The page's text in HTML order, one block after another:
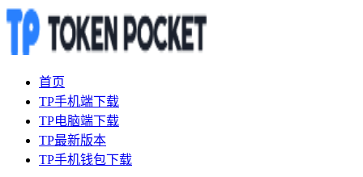
首页
TP手机端下载
TP电脑端下载
TP最新版本
TP手机钱包下载